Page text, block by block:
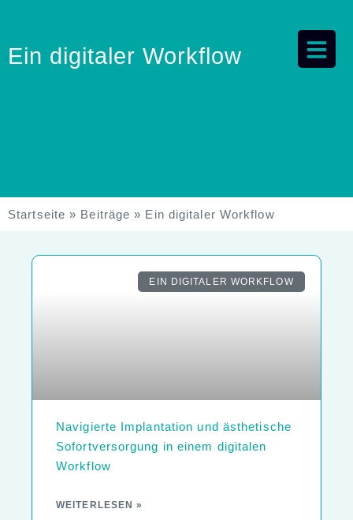
Ein digitaler Workflow
Startseite » Beiträge » Ein digitaler Workflow
EIN DIGITALER WORKFLOW
Navigierte Implantation und ästhetische
Sofortversorgung in einem digitalen
Workflow
WEITERLESEN »